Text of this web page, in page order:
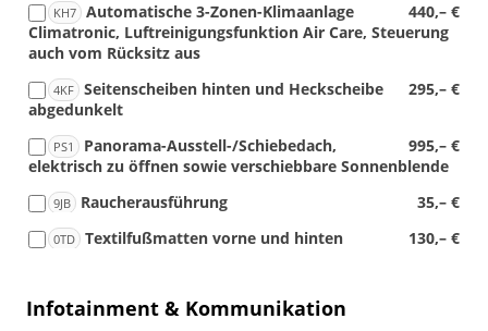
KH7 440,– €
Automatische 3-Zonen-Klimaanlage
Climatronic, Luftreinigungsfunktion Air Care, Steuerung
auch vom Rücksitz aus
4KF 295,– €
Seitenscheiben hinten und Heckscheibe
abgedunkelt
PS1 995,– €
Panorama-Ausstell-/Schiebedach,
elektrisch zu öffnen sowie verschiebbare Sonnenblende
9JB 35,– €
Raucherausführung
0TD 130,– €
Textilfußmatten vorne und hinten
Infotainment & Kommunikation